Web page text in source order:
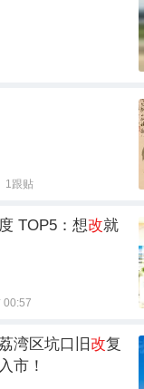
1跟贴
TOP5：想改就
00:57
湾区坑口旧改复
市！